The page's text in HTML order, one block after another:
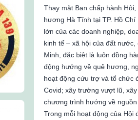
Thay mặt Ban chấp hành
hương Hà Tĩnh tại TP. Hồ
lớn của các doanh nghiệp,
kinh tế – xã hội của đất
Minh, đặc biệt là luôn đồng
động hướng về quê hương,
hoạt động cứu trợ và tổ chức
Covid; xây trường vượt lũ,
chương trình hướng về
Trong mỗi hoạt động của Hội